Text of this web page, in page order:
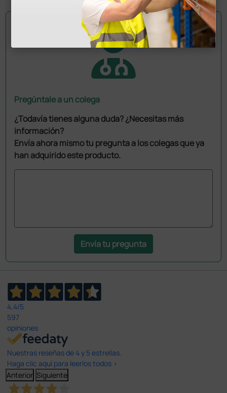
Pregúntale a un colega
¿Todavía tienes alguna duda? ¿Necesitas más
información?
Envía ahora mismo tu pregunta a los colegas que ya
han adquirido este producto.
Envía tu pregunta
4,4/5
597
opiniones
Nuestras reseñas de 4 y 5 estrellas.
Haga clic aquí para leerlos todos >
Anterior Siguiente